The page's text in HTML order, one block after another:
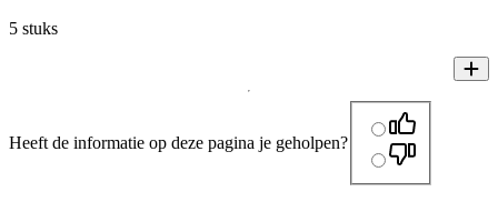
5 stuks
Heeft de informatie op deze pagina je geholpen?